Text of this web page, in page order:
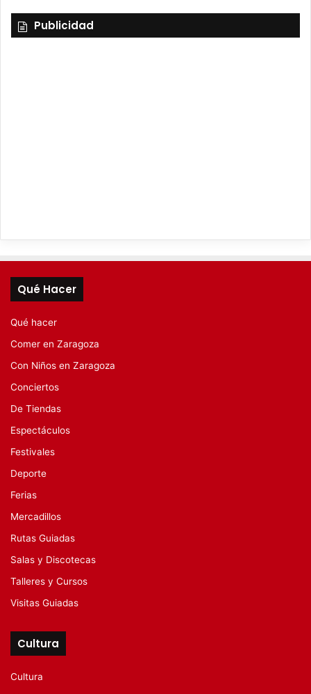
Publicidad
Qué Hacer
Qué hacer
Comer en Zaragoza
Con Niños en Zaragoza
Conciertos
De Tiendas
Espectáculos
Festivales
Deporte
Ferias
Mercadillos
Rutas Guiadas
Salas y Discotecas
Talleres y Cursos
Visitas Guiadas
Cultura
Cultura